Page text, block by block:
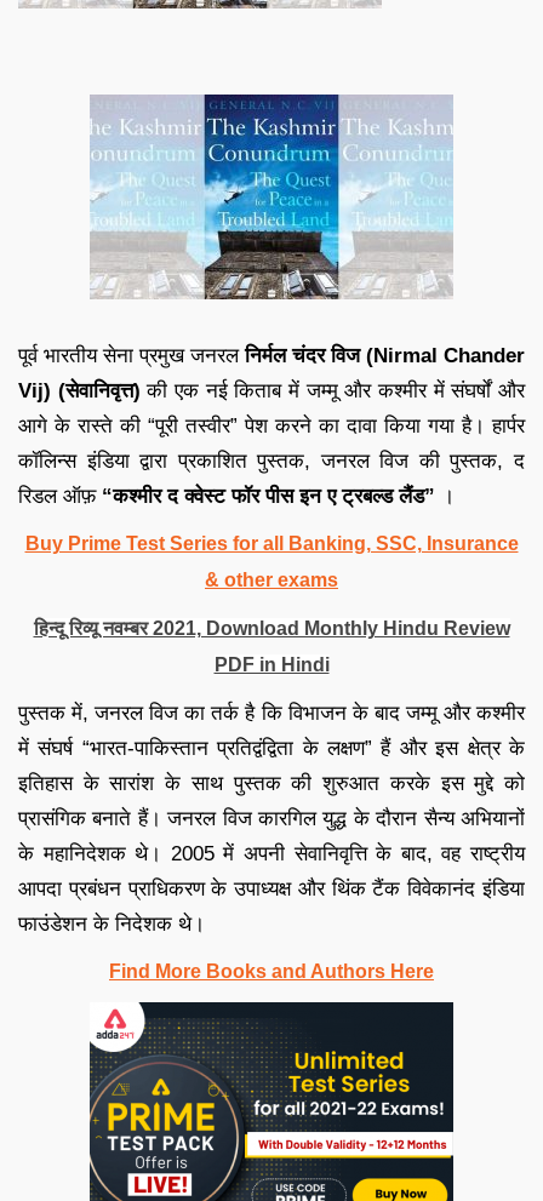
पूर्व भारतीय सेना प्रमुख जनरलनिर्मल चंदर विज (Nirmal Chander
Vij) (सेवानिवृत्त) की एक नई किताब में जम्मू और कश्मीर में संघर्षों और
आगे के रास्ते की “पूरी तस्वीर” पेश करने का दावा किया गया है। हार्पर
कॉलिन्स इंडिया द्वारा प्रकाशित पुस्तक, जनरल विज की पुस्तक, द
रिडल ऑफ़ “कश्मीर द क्वेस्ट फॉर पीस इन ए ट्रबल्ड लैंड” ।
Buy Prime Test Series for all Banking, SSC, Insurance
& other exams
हिन्दू रिव्यू नवम्बर 2021, Download Monthly Hindu Review
PDF in Hindi
पुस्तक में, जनरल विज का तर्क है कि विभाजन के बाद जम्मू और कश्मीर
में संघर्ष “भारत-पाकिस्तान प्रतिद्वंद्विता के लक्षण” हैं और इस क्षेत्र के
इतिहास के सारांश के साथ पुस्तक की शुरुआत करके इस मुद्दे को
प्रासंगिक बनाते हैं। जनरल विज कारगिल युद्ध के दौरान सैन्य अभियानों
के महानिदेशक थे। 2005 में अपनी सेवानिवृत्ति के बाद, वह राष्ट्रीय
आपदा प्रबंधन प्राधिकरण के उपाध्यक्ष और थिंक टैंक विवेकानंद इंडिया
फाउंडेशन के निदेशक थे।
Find More Books and Authors Here